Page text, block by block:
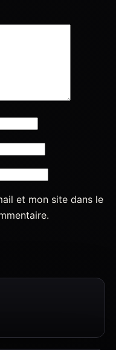
et mon site dans le